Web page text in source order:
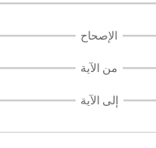
الإصحاح
من الآية
إلى الآية